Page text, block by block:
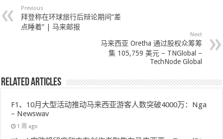
Previous
拜登称在环球旅行后辩论期间“差
点睡着” | 马来邮报
Next
马来西亚 Oretha 通过股权众筹筹
集 105,759 美元 – TNGlobal –
TechNode Global
Related Articles
F1、10月大型活动推动马来西亚游客人数突破4000万：Nga
– Newswav
1 周 ago